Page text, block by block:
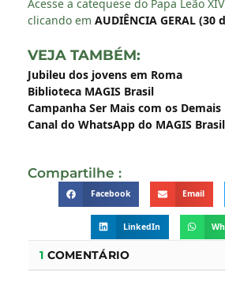
Acesse a catequese do Papa Leão
clicando em AUDIÊNCIA GERAL (30
VEJA TAMBÉM:
Jubileu dos jovens em Roma
Biblioteca MAGIS Brasil
Campanha Ser Mais com os Demais
Canal do WhatsApp do MAGIS Brasil
Compartilhe :
Facebook Email
LinkedIn
1 COMENTÁRIO